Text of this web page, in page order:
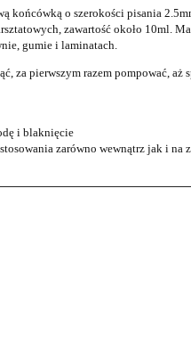
końcówką o szerokości pisania
zawartość około 10ml.
gumie i laminatach.
za pierwszym razem pompować, aż
i blaknięcie
zarówno wewnątrz jak i na